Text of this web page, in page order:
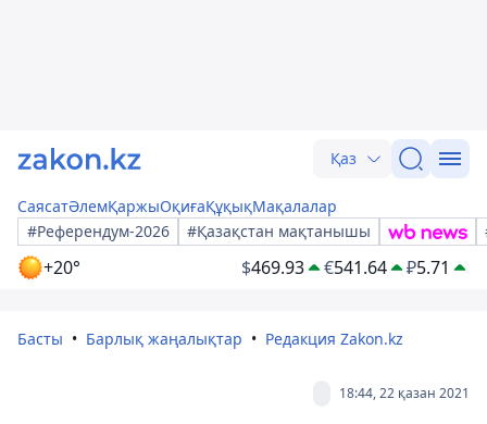
Қаз
СаясатӘлемҚаржыОқиғаҚұқықМақалалар
#Референдум-2026
#Қазақстан мақтанышы
+20° $469.93 €541.64 ₽5.71
Басты Барлық жаңалықтар Редакция Zakon.kz
18:44, 22 қазан 2021